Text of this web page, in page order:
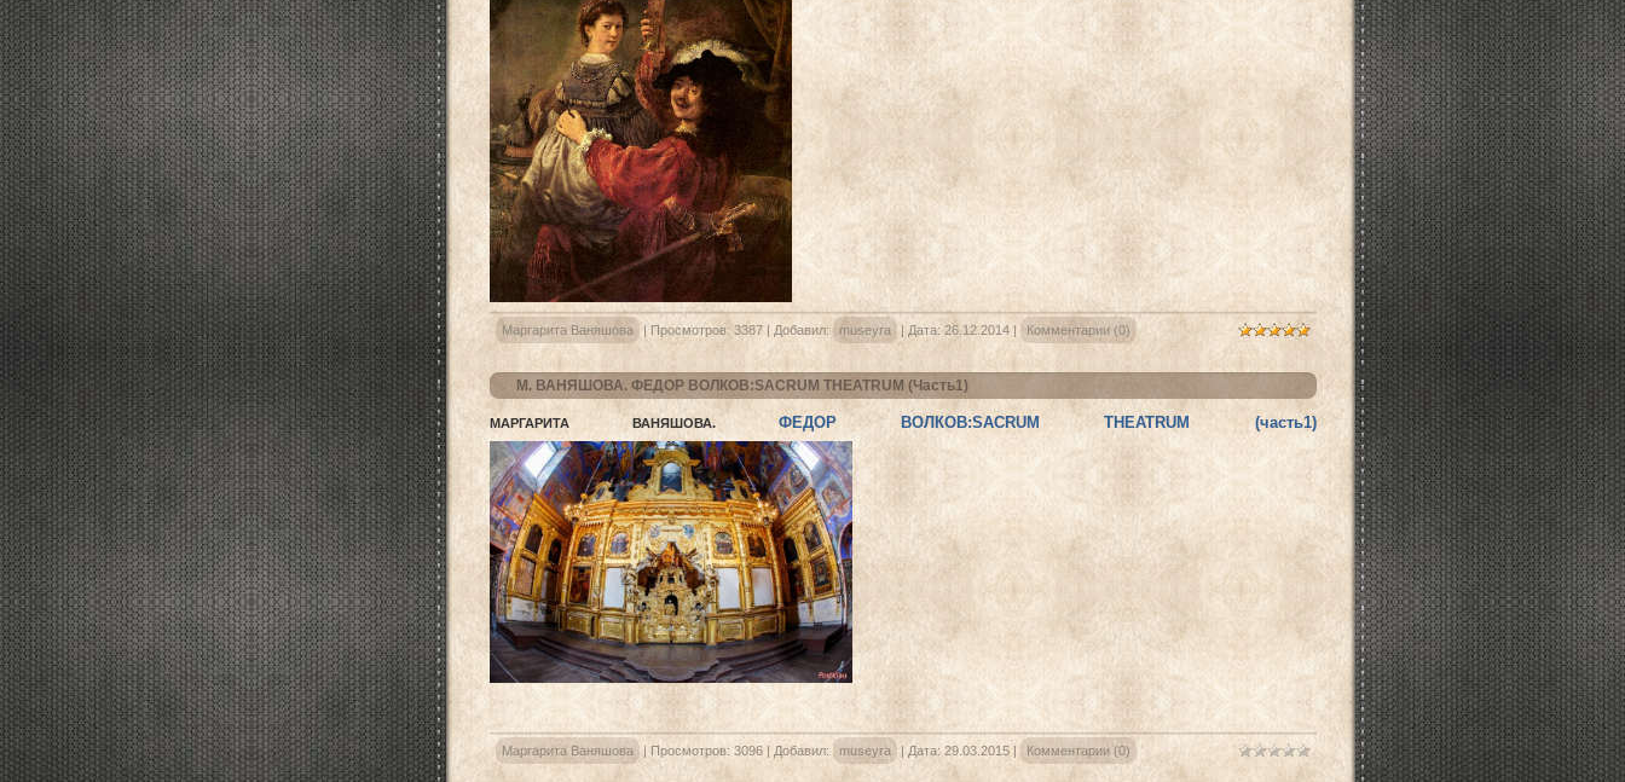
Маргарита Ваняшова | Просмотров: 3387| Добавил: museyra | Дата: 26.12.2014 | Комментарии (0)
М. ВАНЯШОВА. ФЕДОР ВОЛКОВ:SACRUM THEATRUM (Часть1)
МАРГАРИТА ВАНЯШОВА. ФЕДОР ВОЛКОВ:SACRUM THEATRUM (часть1)
Маргарита Ваняшова | Просмотров: 3096| Добавил: museyra | Дата: 29.03.2015 | Комментарии (0)